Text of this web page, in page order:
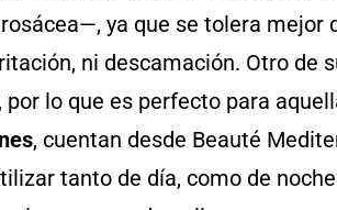
ya que se tolera mejor
ni descamación. Otro de
por lo que es perfecto para
, cuentan desde Beauté
tanto de día, como de